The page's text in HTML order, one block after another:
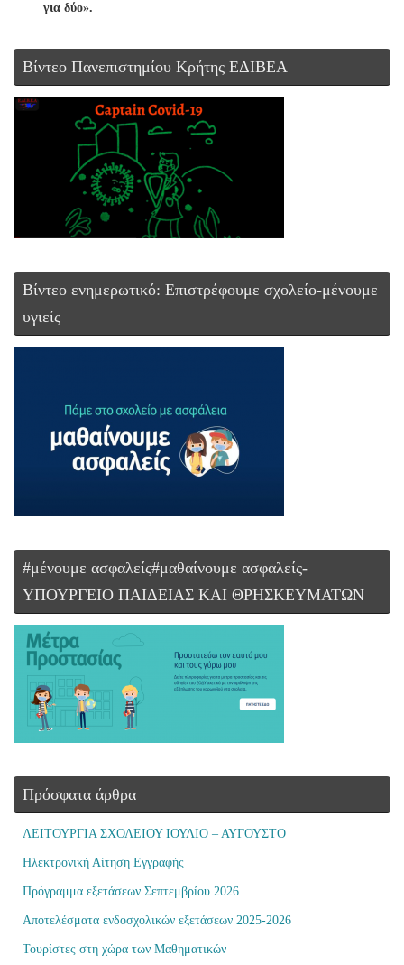
για δύο».
Βίντεο Πανεπιστημίου Κρήτης ΕΔΙΒΕΑ
Βίντεο ενημερωτικό: Επιστρέφουμε σχολείο-μένουμε
υγιείς
#μένουμε ασφαλείς#μαθαίνουμε ασφαλείς-
ΥΠΟΥΡΓΕΙΟ ΠΑΙΔΕΙΑΣ ΚΑΙ ΘΡΗΣΚΕΥΜΑΤΩΝ
Πρόσφατα άρθρα
ΛΕΙΤΟΥΡΓΙΑ ΣΧΟΛΕΙΟΥ ΙΟΥΛΙΟ – ΑΥΓΟΥΣΤΟ
Ηλεκτρονική Αίτηση Εγγραφής
Πρόγραμμα εξετάσεων Σεπτεμβρίου 2026
Αποτελέσματα ενδοσχολικών εξετάσεων 2025-2026
Τουρίστες στη χώρα των Μαθηματικών